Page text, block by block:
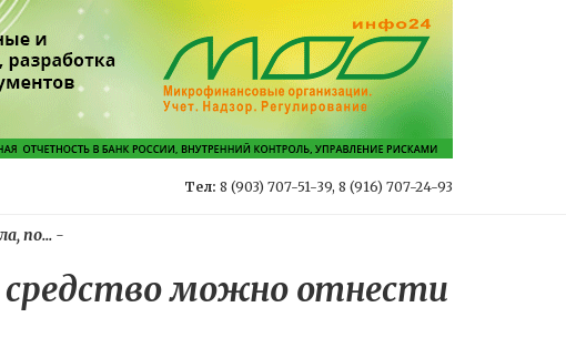
Тел: 8 (903) 707-51-39, 8 (916) 707-24-93
по... -
средство можно отнести